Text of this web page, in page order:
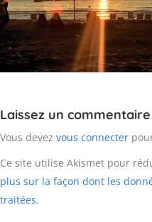
Laissez un commentaire
Vous devez vous connecter
Ce site utilise Akismet pour
plus sur la façon dont les
traitées.